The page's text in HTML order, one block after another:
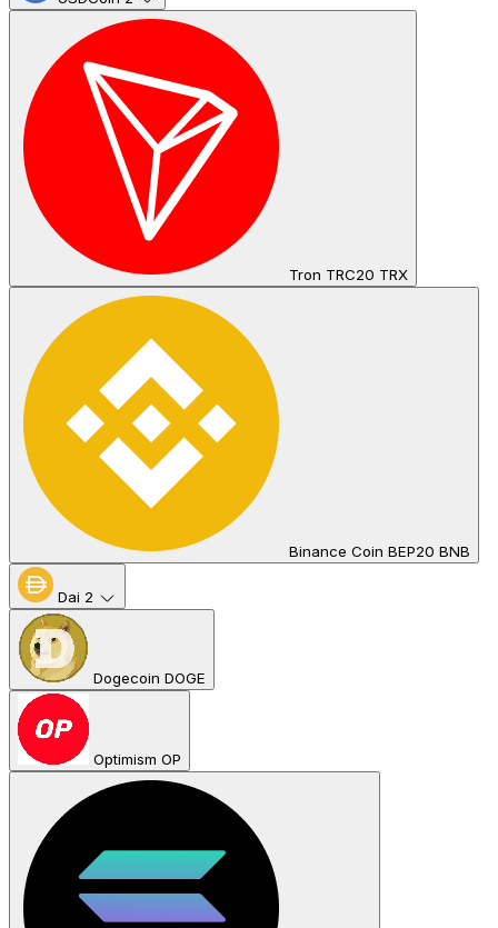
Tron TRC20 TRX
Binance Coin BEP20 BNB
Dai 2
Dogecoin DOGE
Optimism OP